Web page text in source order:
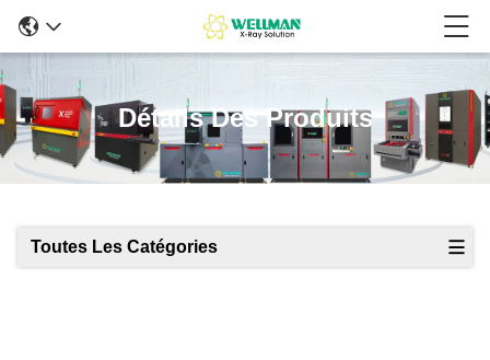
Détails Des Produits
Toutes Les Catégories